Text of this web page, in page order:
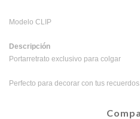
Modelo CLIP
Descripción
Portarretrato exclusivo para colgar
Perfecto para decorar con tus recuerdos.